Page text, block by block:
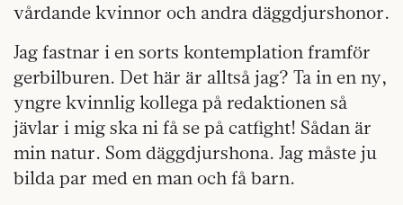
vårdande kvinnor och andra däggdjurshonor.
Jag fastnar i en sorts kontemplation framför
gerbilburen. Det här är alltså jag? Ta in en ny,
yngre kvinnlig kollega på redaktionen så
jävlar i mig ska ni få se på catfight! Sådan är
min natur. Som däggdjurshona. Jag måste ju
bilda par med en man och få barn.